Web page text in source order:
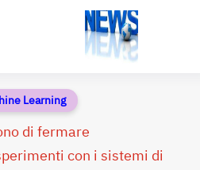
Learning
di fermare
con i sistemi di